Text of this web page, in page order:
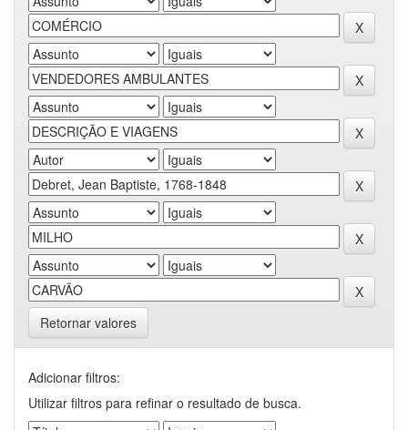
Retornar valores
Adicionar filtros:
Utilizar filtros para refinar o resultado de busca.